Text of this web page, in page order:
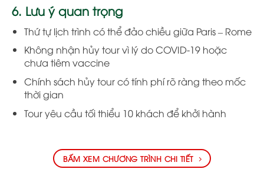
6. Lưu ý quan trọng
Thứ tự lịch trình có thể đảo chiều giữa Paris – Rome
Không nhận hủy tour vì lý do COVID-19 hoặc
chưa tiêm vaccine
Chính sách hủy tour có tính phí rõ ràng theo mốc
thời gian
Tour yêu cầu tối thiểu 10 khách để khởi hành
BẤM XEM CHƯƠNG TRÌNH CHI TIẾT